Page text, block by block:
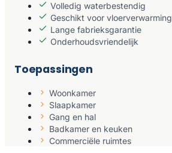
Volledig waterbestendig
Geschikt voor vloerverwarming
Lange fabrieksgarantie
Onderhoudsvriendelijk
Toepassingen
Woonkamer
Slaapkamer
Gang en hal
Badkamer en keuken
Commerciële ruimtes